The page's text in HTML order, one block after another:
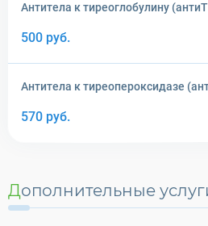
Антитела к тиреоглобулину
500 руб.
Антитела к тиреопероксидазе
570 руб.
Дополнительные